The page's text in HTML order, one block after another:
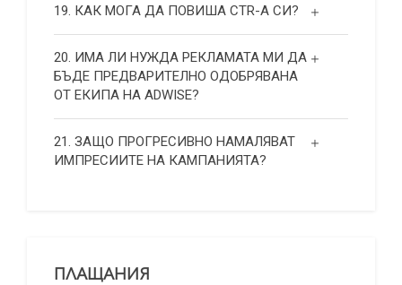
19. КАК МОГА ДА ПОВИША СТR-А СИ?
20. ИМА ЛИ НУЖДА РЕКЛАМАТА МИ ДА
БЪДЕ ПРЕДВАРИТЕЛНО ОДОБРЯВАНА
ОТ ЕКИПА НА ADWISE?
21. ЗАЩО ПРОГРЕСИВНО НАМАЛЯВАТ
ИМПРЕСИИТЕ НА КАМПАНИЯТА?
ПЛАЩАНИЯ